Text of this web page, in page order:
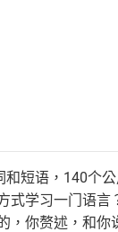
短语，140个
式学习一门语
，你赘述，和